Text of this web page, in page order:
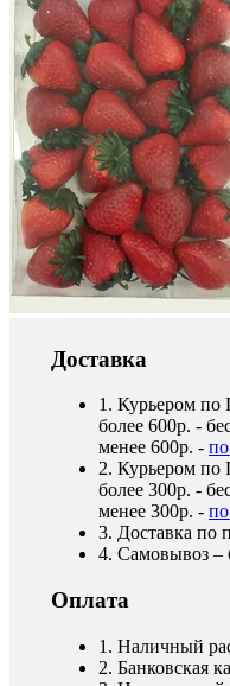
Доставка
1. Курьером по
более 600р. -
менее 600р. -
2. Курьером по
более 300р. -
менее 300р. -
3. Доставка по
4. Самовывоз –
Оплата
1. Наличный
2. Банковская